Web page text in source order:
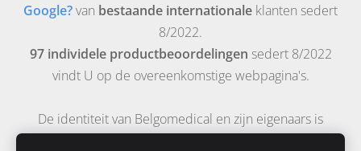
Google?van bestaande internationale klanten sedert
8/2022.
97 individele productbeoordelingen sedert 8/2022
vindt U op de overeenkomstige webpagina's.
De identiteit van Belgomedical en zijn eigenaars is